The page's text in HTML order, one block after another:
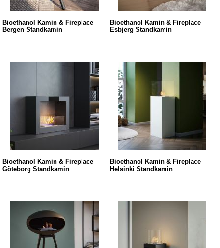
Bioethanol Kamin & Fireplace
Bergen Standkamin
Bioethanol Kamin & Fireplace
Esbjerg Standkamin
Bioethanol Kamin & Fireplace
Göteborg Standkamin
Bioethanol Kamin & Fireplace
Helsinki Standkamin